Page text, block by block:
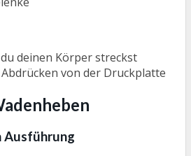
deinen Körper streckst
Abdrücken von der Druckplatte
Ausführung